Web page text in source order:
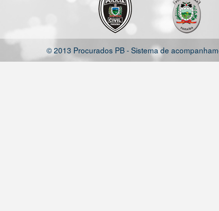
© 2013 Procurados PB - Sistema de